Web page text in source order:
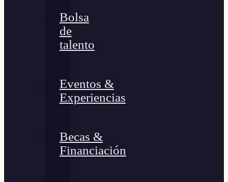
Bolsa
de
talento
Eventos &
Experiencias
Becas &
Financiación